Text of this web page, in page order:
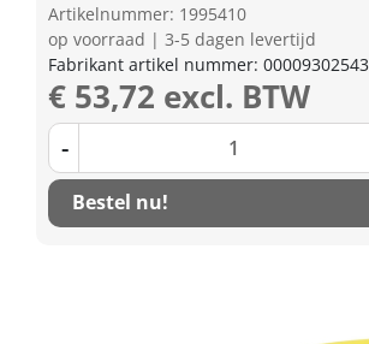
Artikelnummer: 1995410
op voorraad | 3-5 dagen levertijd
Fabrikant artikel nummer: 00009302543
€ 53,72 excl. BTW
-
Bestel nu!